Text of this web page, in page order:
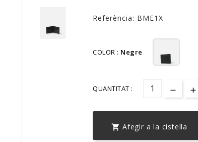
Referència: BME1X
COLOR : Negre
QUANTITAT :
 Afegir a la cistella